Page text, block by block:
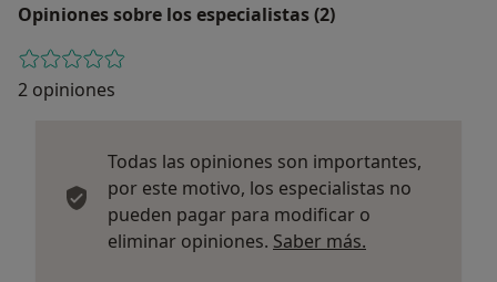
Opiniones sobre los especialistas (2)
2 opiniones
Todas las opiniones son importantes,
por este motivo, los especialistas no
pueden pagar para modificar o
eliminar opiniones. Saber más.